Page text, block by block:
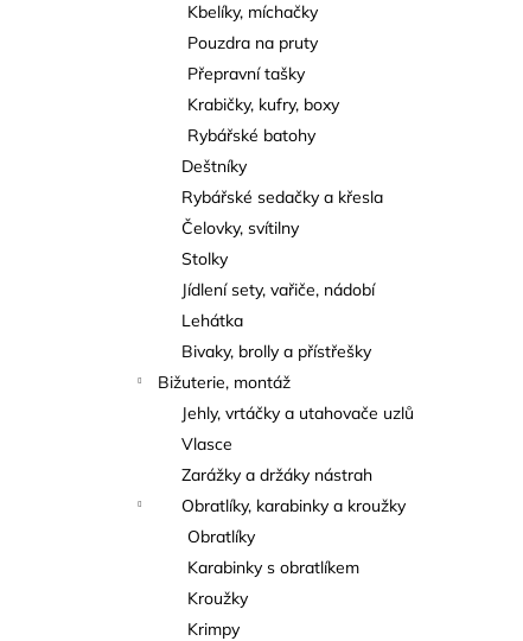
Kbelíky, míchačky
Pouzdra na pruty
Přepravní tašky
Krabičky, kufry, boxy
Rybářské batohy
Deštníky
Rybářské sedačky a křesla
Čelovky, svítilny
Stolky
Jídlení sety, vařiče, nádobí
Lehátka
Bivaky, brolly a přístřešky
Bižuterie, montáž
Jehly, vrtáčky a utahovače uzlů
Vlasce
Zarážky a držáky nástrah
Obratlíky, karabinky a kroužky
Obratlíky
Karabinky s obratlíkem
Kroužky
Krimpy